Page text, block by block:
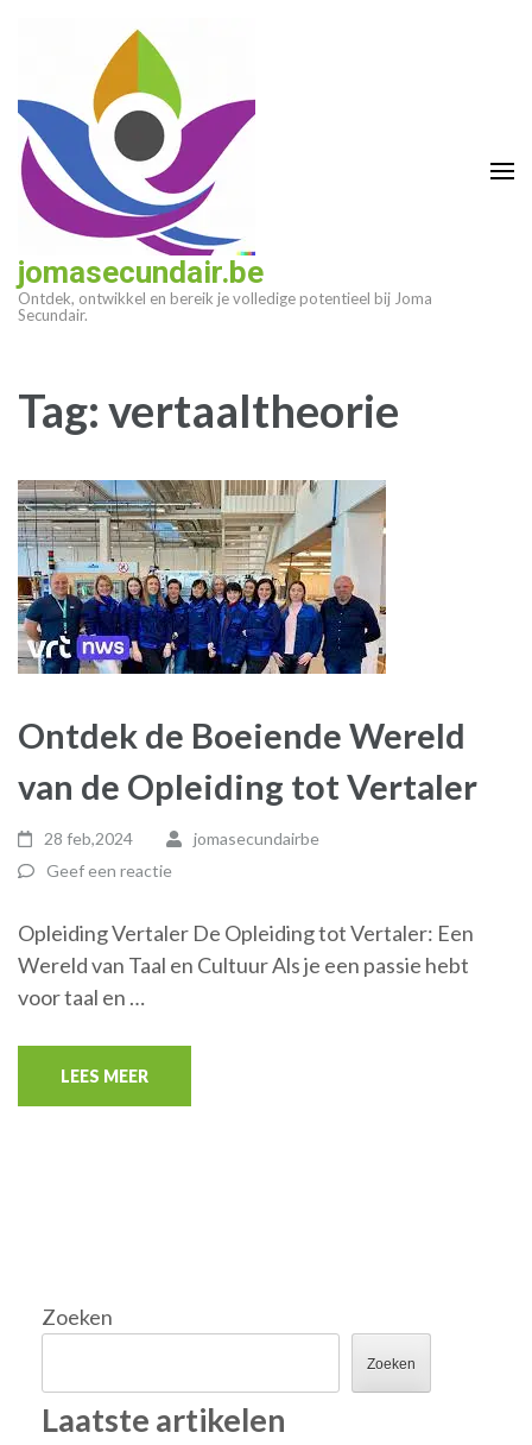
(druk
enter)
jomasecundair.be
Ontdek, ontwikkel en bereik je volledige potentieel bij Joma
Secundair.
Tag:vertaaltheorie
Ontdek de Boeiende Wereld
van de Opleiding tot Vertaler
28 feb,2024
jomasecundairbe
Geef een reactie
Opleiding Vertaler De Opleiding tot Vertaler: Een
Wereld van Taal en Cultuur Als je een passie hebt
voor taal en …
LEES MEER
Zoeken
Zoeken
Laatste artikelen